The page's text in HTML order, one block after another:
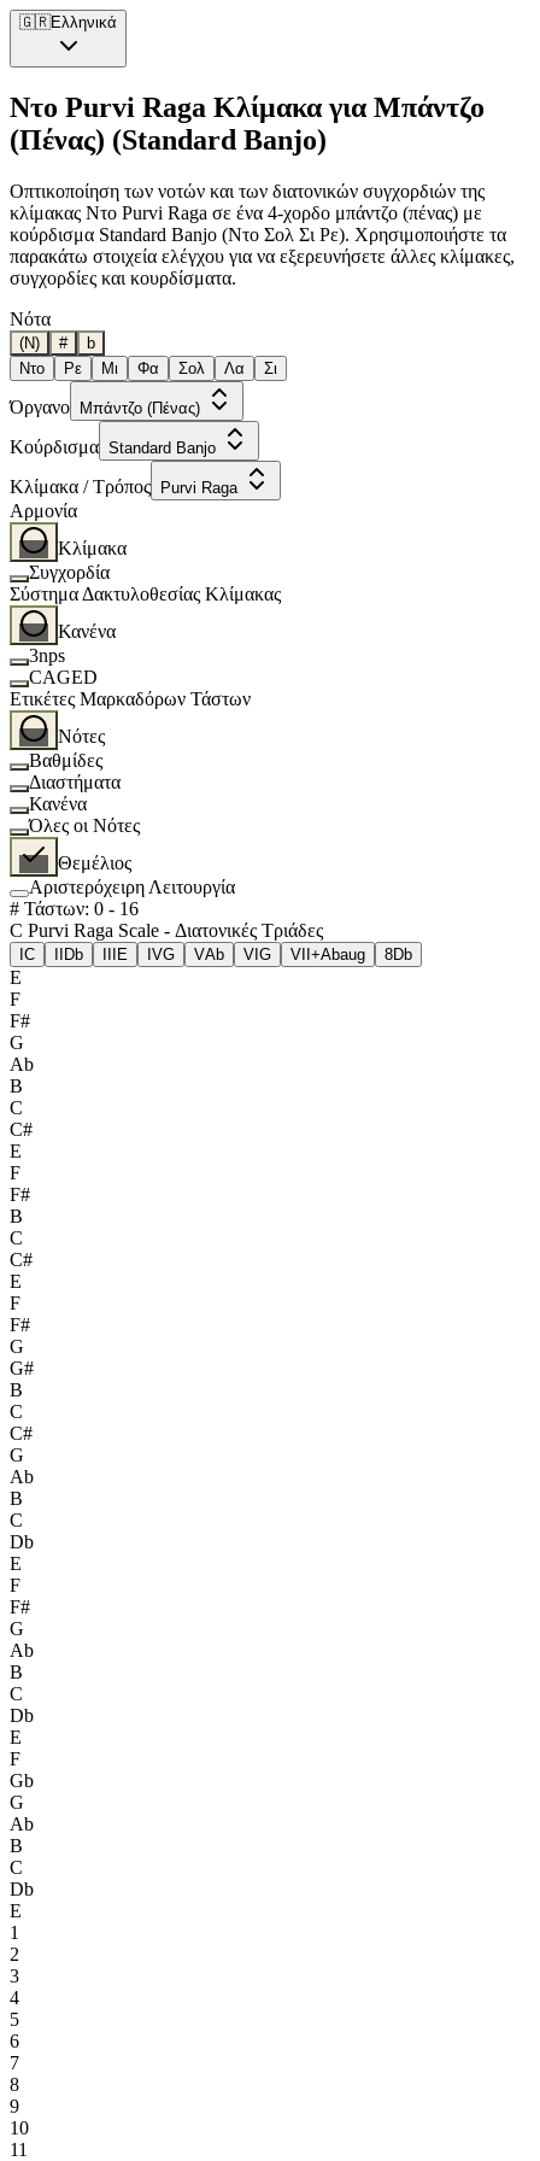
🇬🇷Ελληνικά
Ντο Purvi Raga Κλίμακα για Μπάντζο
(Πένας) (Standard Banjo)
Οπτικοποίηση των νοτών και των διατονικών συγχορδιών της
κλίμακας Ντο Purvi Raga σε ένα 4-χορδο μπάντζο (πένας) με
κούρδισμα Standard Banjo (Ντο Σολ Σι Ρε). Χρησιμοποιήστε τα
παρακάτω στοιχεία ελέγχου για να εξερευνήσετε άλλες κλίμακες,
συγχορδίες και κουρδίσματα.
Νότα
(N) #
b
Ντο
Ρε Μι Φα Σολ Λα Σι
Όργανο Μπάντζο (Πένας)
Κούρδισμα Standard Banjo
Κλίμακα / Τρόπος Purvi Raga
Αρμονία
Κλίμακα
Συγχορδία
Σύστημα Δακτυλοθεσίας Κλίμακας
Κανένα
3nps
CAGED
Ετικέτες Μαρκαδόρων Τάστων
Νότες
Βαθμίδες
Διαστήματα
Κανένα
Όλες οι Νότες
Θεμέλιος
Αριστερόχειρη Λειτουργία
# Τάστων: 0 - 16
C Purvi Raga Scale - Διατονικές Τριάδες
C Db E IVG VAb VI G VII+Abaug 8Db
E
F
F#
G
Ab
B
C
C#
E
F
F#
B
C
C#
E
F
F#
G
G#
B
C
C#
G
Ab
B
C
Db
E
F
F#
G
Ab
B
C
Db
E
F
Gb
G
Ab
B
C
Db
E
1
2
3
4
5
6
7
8
9
10
11